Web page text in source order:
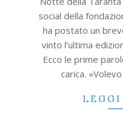
social della
ha postato un
vinto l’ultima
Ecco le prime
carica.
LEGGI